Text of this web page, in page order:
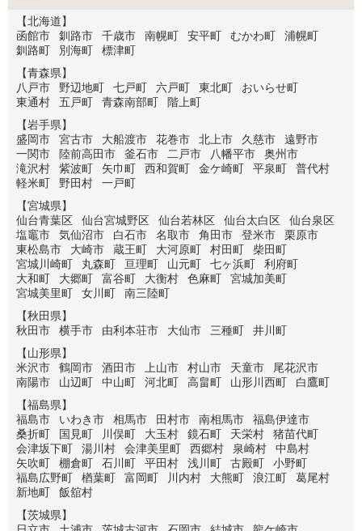
【北海道】
函館市
釧路市 千歳市 南幌町 安平町 むかわ町
浦幌町
釧路町
別海町
標津町
【青森県】
八戸市
野辺地町 七戸町 六戸町 東北町
おいらせ町
東通村
五戸町 青森南部町
階上町
【岩手県】
盛岡市
宮古市 大船渡市 花巻市 北上市 久慈市
遠野市
一関市
陸前高田市 釜石市 二戸市 八幡平市
奥州市
滝沢村
紫波町 矢巾町 西和賀町 金ケ崎町 平泉町
普代村
軽米町
野田村
一戸町
【宮城県】
仙台青葉区
仙台宮城野区 仙台若林区 仙台太白区
仙台泉区
塩竈市
気仙沼市 白石市 名取市 角田市 登米市
栗原市
東松島市
大崎市 蔵王町 大河原町 村田町
柴田町
宮城川崎町
丸森町 亘理町 山元町 七ヶ浜町
利府町
大和町
大郷町 富谷町 大衡村 色麻町
宮城加美町
宮城美里町
女川町
南三陸町
【秋田県】
秋田市
横手市 由利本荘市 大仙市 三種町
井川町
【山形県】
米沢市
鶴岡市 酒田市 上山市 村山市 天童市
尾花沢市
南陽市
山辺町 中山町 河北町 高畠町 山形川西町
白鷹町
【福島県】
福島市
いわき市 相馬市 田村市 南相馬市
福島伊達市
桑折町
国見町 川俣町 大玉村 鏡石町 天栄村
猪苗代町
会津坂下町
湯川村 会津美里町 西郷村 泉崎村
中島村
矢吹町
棚倉町 石川町 平田村 浅川町 古殿町
小野町
福島広野町
楢葉町 富岡町 川内村 大熊町 浪江町
葛尾村
新地町
飯舘村
【茨城県】